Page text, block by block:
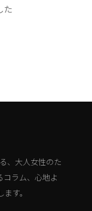
た
、大人女性のた
コラム、心地よ
す。